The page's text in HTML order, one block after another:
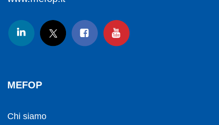
MEFOP
Chi siamo